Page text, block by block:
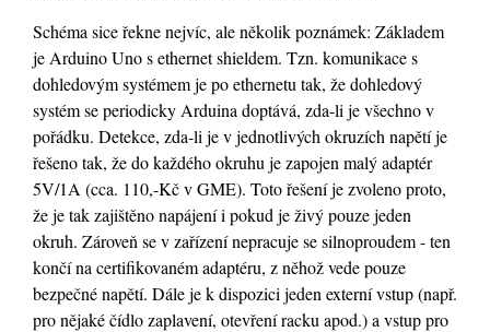
Schéma sice řekne nejvíc, ale několik poznámek: Základem
je Arduino Uno s ethernet shieldem. Tzn. komunikace s
dohledovým systémem je po ethernetu tak, že dohledový
systém se periodicky Arduina doptává, zda-li je všechno v
pořádku. Detekce, zda-li je v jednotlivých okruzích napětí je
řešeno tak, že do každého okruhu je zapojen malý adaptér
5V/1A (cca. 110,-Kč v GME). Toto řešení je zvoleno proto,
že je tak zajištěno napájení i pokud je živý pouze jeden
okruh. Zároveň se v zařízení nepracuje se silnoproudem - ten
končí na certifikovaném adaptéru, z něhož vede pouze
bezpečné napětí. Dále je k dispozici jeden externí vstup (např.
pro nějaké čídlo zaplavení, otevření racku apod.) a vstup pro